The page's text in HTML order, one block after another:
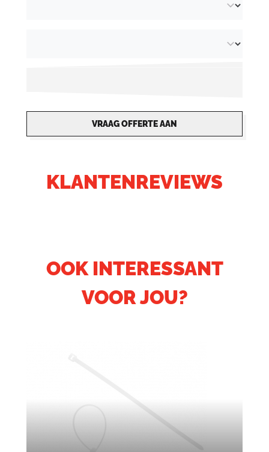
VRAAG OFFERTE AAN
KLANTENREVIEWS
OOK INTERESSANT
VOOR JOU?